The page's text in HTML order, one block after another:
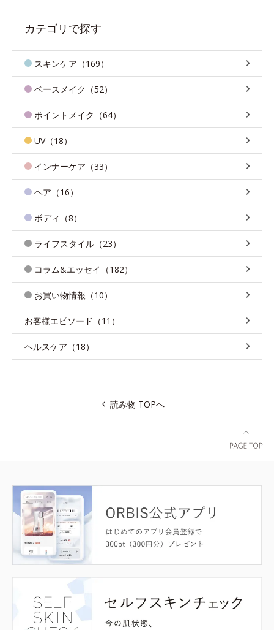
カテゴリで探す
スキンケア（169）
ベースメイク（52）
ポイントメイク（64）
UV（18）
インナーケア（33）
ヘア（16）
ボディ（8）
ライフスタイル（23）
コラム&エッセイ（182）
お買い物情報（10）
お客様エピソード（11）
ヘルスケア（18）
読み物 TOPへ